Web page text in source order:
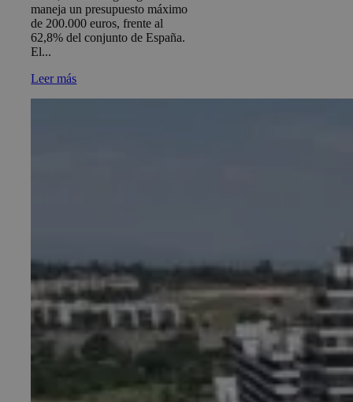
maneja un presupuesto máximo
de 200.000 euros, frente al
62,8% del conjunto de España.
El...
Leer más